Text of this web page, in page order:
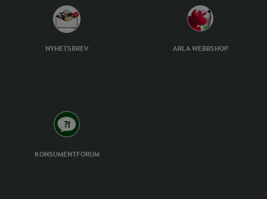
NYHETSBREV ARLA WEBBSHOP
KONSUMENTFORUM